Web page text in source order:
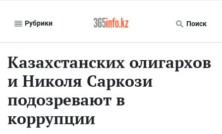
Рубрики Поиск
Казахстанских олигархов
и Николя Саркози
подозревают в
коррупции